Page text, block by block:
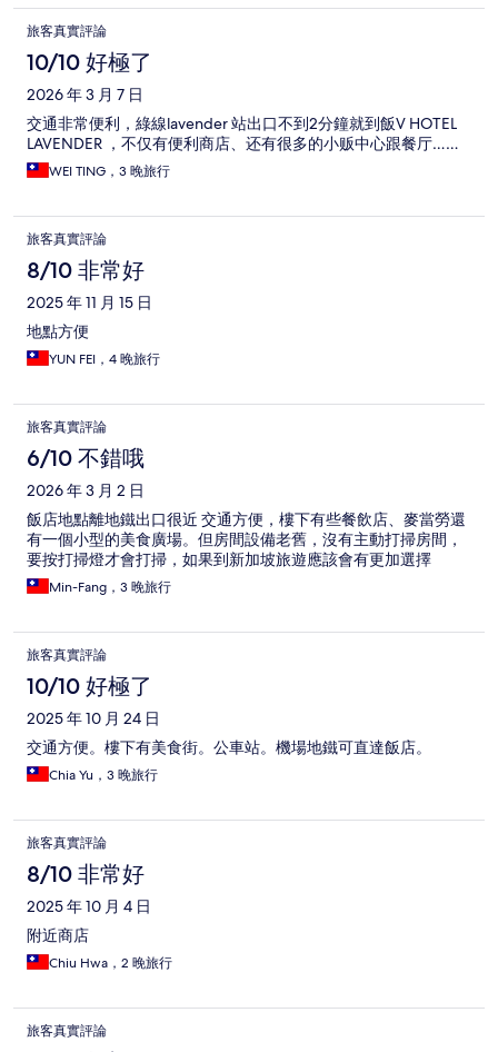
旅客真實評論
10/10 好極了
2026 年 3 月 7 日
交通非常便利，綠線lavender 站出口不到2分鐘就到飯V HOTEL
LAVENDER ，不仅有便利商店、还有很多的小贩中心跟餐厅……
WEI TING，3 晚旅行
旅客真實評論
8/10 非常好
2025 年 11 月 15 日
地點方便
YUN FEI，4 晚旅行
旅客真實評論
6/10 不錯哦
2026 年 3 月 2 日
飯店地點離地鐵出口很近 交通方便，樓下有些餐飲店、麥當勞還
有一個小型的美食廣場。但房間設備老舊，沒有主動打掃房間，
要按打掃燈才會打掃，如果到新加坡旅遊應該會有更加選擇
Min-Fang，3 晚旅行
旅客真實評論
10/10 好極了
2025 年 10 月 24 日
交通方便。樓下有美食街。公車站。機場地鐵可直達飯店。
Chia Yu，3 晚旅行
旅客真實評論
8/10 非常好
2025 年 10 月 4 日
附近商店
Chiu Hwa，2 晚旅行
旅客真實評論